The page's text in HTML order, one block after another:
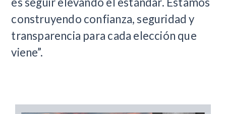
construyendo confianza, seguridad y
transparencia para cada elección que
viene”.